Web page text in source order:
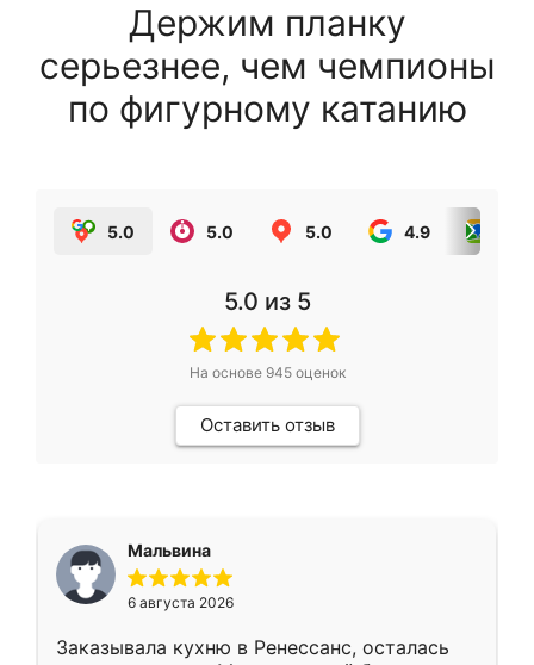
Держим планку
серьезнее, чем чемпионы
по фигурному катанию
5.0 5.0 5.0 4.9
5.0 из 5
На основе 945оценок
Оставить отзыв
Мальвина
6 августа 2026
Заказывала кухню в Ренессанс, осталась